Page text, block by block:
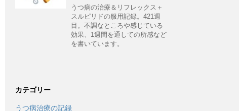
うつ病の治療＆リフレックス＋
スルピリドの服用記録。421週
目。不調なところや感じている
効果、1週間を通しての所感など
を書いています。
カテゴリー
うつ病治療の記録